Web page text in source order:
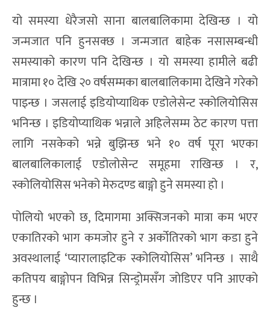
यो समस्या धेरैजसो साना बालबालिकामा देखिन्छ । यो
जन्मजात पनि हुनसक्छ । जन्मजात बाहेक नसासम्बन्धी
समस्याको कारण पनि देखिन्छ । यो समस्या हामीले बढी
मात्रामा १० देखि २० वर्षसम्मका बालबालिकामा देखिने गरेको
पाइन्छ । जसलाई इडियोप्याथिक एडोलेसेन्ट स्कोलियोसिस
भनिन्छ । इडियोप्याथिक भन्नाले अहिलेसम्म ठेट कारण पत्ता
लागि नसकेको भन्ने बुझिन्छ भने १० वर्ष पूरा भएका
बालबालिकालाई एडोलोसेन्ट समूहमा राखिन्छ । र,
स्कोलियोसिस भनेको मेरुदण्ड बाङ्गो हुने समस्या हो ।
पोलियो भएको छ, दिमागमा अक्सिजनको मात्रा कम भएर
एकातिरको भाग कमजोर हुने र अर्कोतिरको भाग कडा हुने
अवस्थालाई ‘प्यारालाइटिक स्कोलियोसिस’ भनिन्छ । साथै
कतिपय बाङ्गोपन विभिन्न सिन्ड्रोमसँग जोडिएर पनि आएको
हुन्छ ।